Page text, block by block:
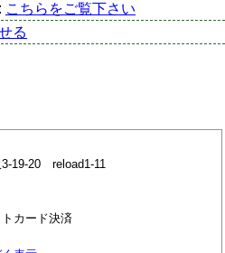
こちらをご覧下さい
る
19-20 reload1-11
カード決済